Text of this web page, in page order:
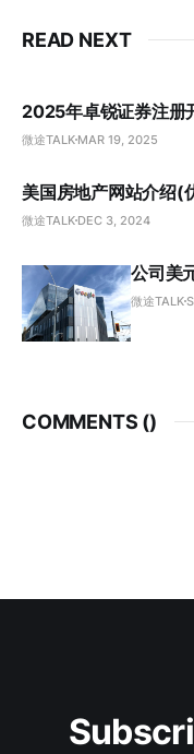
READ NEXT
2025年卓锐证券注册
微途TALK MAR 19, 2025
美国房地产网站介绍(
微途TALK DEC 3, 2024
公司美
微途TALK
COMMENTS ()